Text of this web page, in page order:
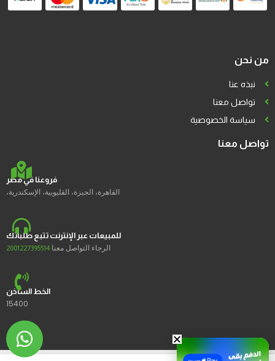
من نحن
نبذه عنا
تواصل معنا
سياسة الخصوصية
تواصل معنا
فروعنا في مصر
القاهرة، الجيزة، القليوبية، الإسكندرية،
للمبيعات عبر الإنترنت تتبع طلباتك
الرجاء التواصل معنا 2001227395514
الخط الساخن
15400